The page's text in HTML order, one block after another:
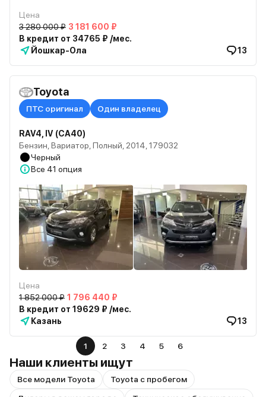
Цена
3 280 000 ₽ 3 181 600 ₽
В кредит от 34765 ₽ /мес.
Йошкар-Ола
13
Toyota
ПТС оригинал Один владелец
RAV4, IV (CA40)
Бензин, Вариатор, Полный, 2014, 179032
Черный
Все 41 опция
Цена
1 852 000 ₽ 1 796 440 ₽
В кредит от 19629 ₽ /мес.
Казань
13
1 2 3 4 5 6
Наши клиенты ищут
Все модели Toyota
Toyota с пробегом